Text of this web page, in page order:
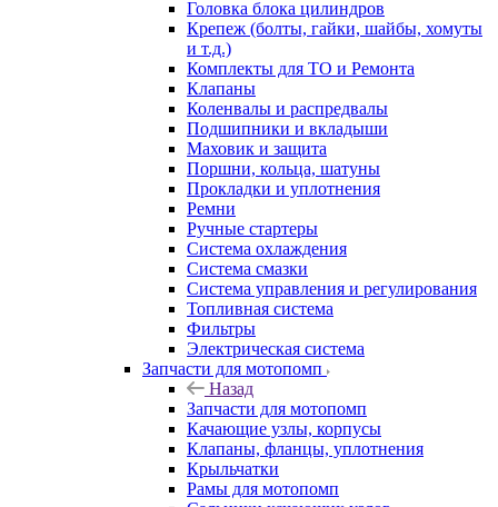
Головка блока цилиндров
Крепеж (болты, гайки, шайбы, хомуты
и т.д.)
Комплекты для ТО и Ремонта
Клапаны
Коленвалы и распредвалы
Подшипники и вкладыши
Маховик и защита
Поршни, кольца, шатуны
Прокладки и уплотнения
Ремни
Ручные стартеры
Система охлаждения
Система смазки
Система управления и регулирования
Топливная система
Фильтры
Электрическая система
Запчасти для мотопомп
Назад
Запчасти для мотопомп
Качающие узлы, корпусы
Клапаны, фланцы, уплотнения
Крыльчатки
Рамы для мотопомп